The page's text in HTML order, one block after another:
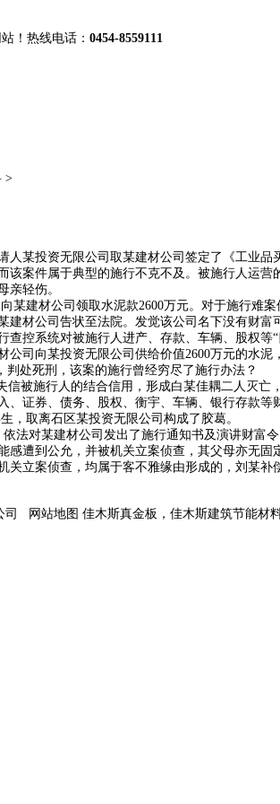
！热线电话： 0454-8559111
>
某投资无限公司取某建材公司签定了《工业品
件属于典型的施行不克不及。被施行人运营
轻伤。
建材公司领取水泥款2600万元。对于施行难
建材公司告状至法院。发觉该公司名下没有财
控系统对被施行人进产、存款、车辆、股权等“
向某投资无限公司供给价值2600万元的水泥
处死刑，该案的施行曾经穷尽了施行办法？
施行人的结合信用，形成白某佳耦二人灭亡
、证券、债务、股权、衡宇、车辆、银行存款
，取离石区某投资无限公司构成了胶葛。
对某建材公司发出了施行通知书及演讲财富
到公允，并被机关立案侦查，其父母亦无固
关立案侦查，均属于客不雅缘由形成的，刘某
网站地图 佳木斯真金板，佳木斯建筑节能材